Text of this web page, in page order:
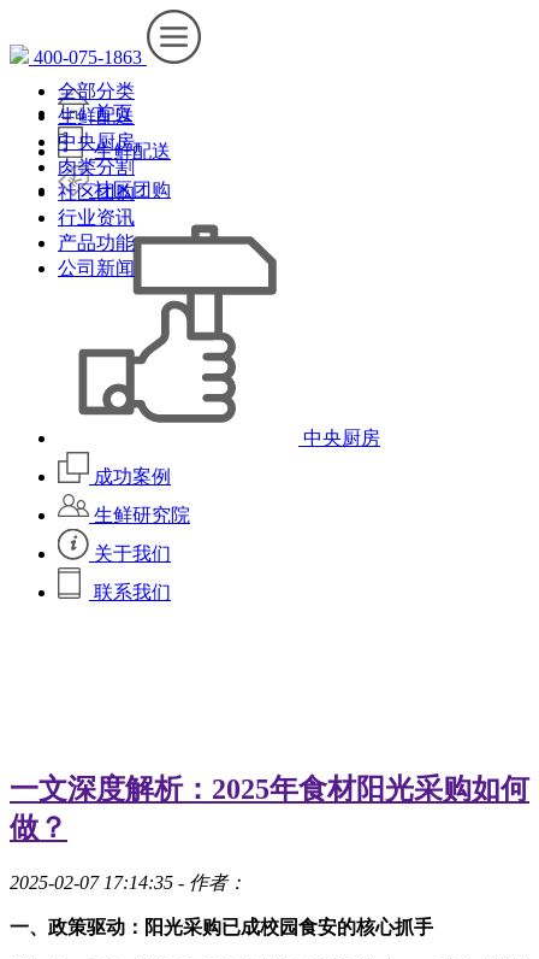
400-075-1863
首页
生鲜配送
社区团购
中央厨房
成功案例
生鲜研究院
关于我们
联系我们
全部分类
生鲜配送
中央厨房
肉类分割
社区团购
行业资讯
产品功能
公司新闻
一文深度解析：2025年食材阳光采购如何
做？
2025-02-07 17:14:35 - 作者：
一、政策驱动：阳光采购已成校园食安的核心抓手